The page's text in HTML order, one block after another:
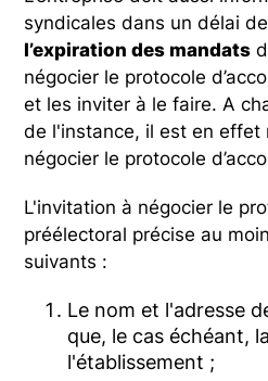
syndicales dans un délai
l’expiration des mandats
négocier le protocole
et les inviter à le faire. A
de l'instance, il est en effet
négocier le protocole
L'invitation à négocier le
préélectoral précise au
suivants :
Le nom et l'adresse
que, le cas échéant,
l'établissement ;